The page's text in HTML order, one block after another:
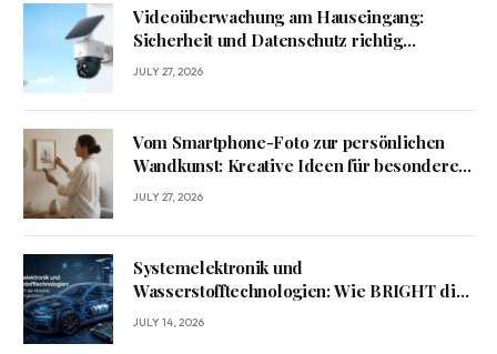
Videoüberwachung am Hauseingang:
Sicherheit und Datenschutz richtig
verbinden
JULY 27, 2026
Vom Smartphone-Foto zur persönlichen
Wandkunst: Kreative Ideen für besondere
Erinnerungen
JULY 27, 2026
Systemelektronik und
Wasserstofftechnologien: Wie BRIGHT die
Mobilität von morgen gestaltet?
JULY 14, 2026